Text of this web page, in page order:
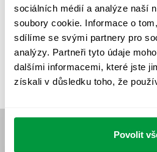
sociálních médií a analýze naší
soubory cookie. Informace o
sdílíme se svými partnery pro
analýzy. Partneři tyto údaje
dalšími informacemi, které jste
získali v důsledku toho, že
Povolit
VÝPOČET OSVĚTLENÍ VÝPOČET
VÝPOČTY A NÁVRHY
ZKOUŠKY NOUZOVÉHO OSVĚTLENÍ